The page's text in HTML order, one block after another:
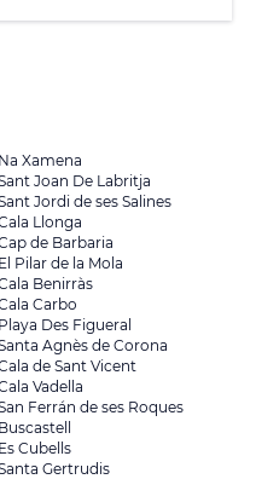
Na Xamena
Joan De Labritja
Jordi de ses Salines
Llonga
de Barbaria
El Pilar de la Mola
Benirràs
Carbo
Playa Des Figueral
Agnès de Corona
de Sant Vicent
Vadella
Ferrán de ses Roques
Buscastell
Es Cubells
Gertrudis